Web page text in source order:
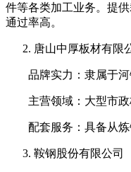
件等各类加工业务。提
通过率高。
唐山中厚板材有限
品牌实力：隶属于河钢
主营领域：大型市政桥
配套服务：具备从炼钢
鞍钢股份有限公司